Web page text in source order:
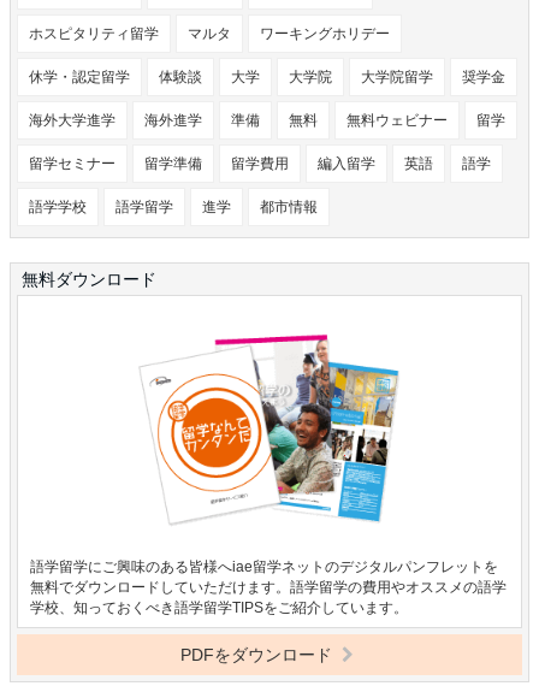
ホスピタリティ留学 マルタ ワーキングホリデー
休学・認定留学 体験談 大学 大学院 大学院留学 奨学金
海外大学進学 海外進学 準備 無料 無料ウェビナー 留学
留学セミナー 留学準備 留学費用 編入留学 英語 語学
語学学校 語学留学 進学 都市情報
無料ダウンロード
語学留学にご興味のある皆様へiae留学ネットのデジタルパンフレットを
無料でダウンロードしていただけます。語学留学の費用やオススメの語学
学校、知っておくべき語学留学TIPSをご紹介しています。
PDFをダウンロード